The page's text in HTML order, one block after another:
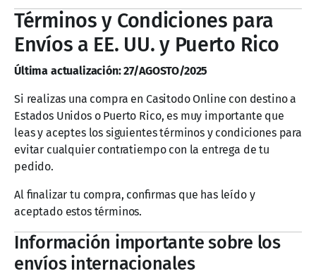
Términos y Condiciones para
Envíos a EE. UU. y Puerto Rico
Última actualización: 27/AGOSTO/2025
Si realizas una compra en Casitodo Online con destino a
Estados Unidos o Puerto Rico, es muy importante que
leas y aceptes los siguientes términos y condiciones para
evitar cualquier contratiempo con la entrega de tu
pedido.
Al finalizar tu compra, confirmas que has leído y
aceptado estos términos.
Información importante sobre los
envíos internacionales